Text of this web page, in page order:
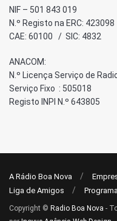
NIF – 501 843 019
N.º Registo na ERC: 423098
CAE: 60100 / SIC: 4832
ANACOM:
N.º Licença Serviço de
Serviço Fixo : 505018
Registo INPI N.º 643805
A Rádio Boa Nova
Liga de Amigos
Copyright © Radio Boa Nova -